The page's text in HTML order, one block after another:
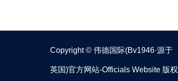
Copyright © 伟德国际(bv1946·源于
英国)官方网站-Officials Website 版权